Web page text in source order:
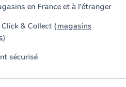
en France et à l’étranger
& Collect (magasins
)
sécurisé